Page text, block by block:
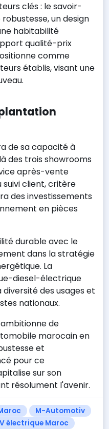
clés : le savoir-
un design
habitabilité
qualité-prix
comme
établis, visant une
de sa capacité à
des trois showrooms
après-vente
suivi client, critère
des investissements
en pièces
durable avec le
dans la stratégie
La
diesel-électrique
des usages et
nationaux.
de
marocain en
et
pour ce
sur son
résolument l'avenir.
M-Automotiv
électrique Maroc